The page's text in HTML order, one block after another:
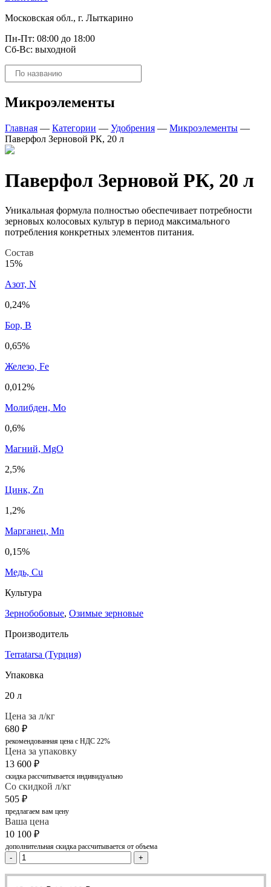
Московская обл., г. Лыткарино
Пн-Пт: 08:00 до 18:00
Сб-Вс: выходной
Поиск
товаров
Микроэлементы
Главная — Категории — Удобрения — Микроэлементы —
Паверфол Зерновой РК, 20 л
Паверфол Зерновой РК, 20 л
Уникальная формула полностью обеспечивает потребности
зерновых колосовых культур в период максимального
потребления конкретных элементов питания.
Состав
15%
Азот, N
0,24%
Бор, B
0,65%
Железо, Fe
0,012%
Молибден, Mo
0,6%
Магний, MgO
2,5%
Цинк, Zn
1,2%
Марганец, Mn
0,15%
Медь, Cu
Культура
Зернобобовые, Озимые зерновые
Производитель
Terratarsa (Турция)
Упаковка
20 л
Цена за л/кг
680 ₽
рекомендованная цена с НДС 22%
Цена за упаковку
13 600 ₽
скидка рассчитывается индивидуально
Со скидкой л/кг
505 ₽
предлагаем вам цену
Ваша цена
10 100 ₽
дополнительная скидка рассчитывается от объема
- +